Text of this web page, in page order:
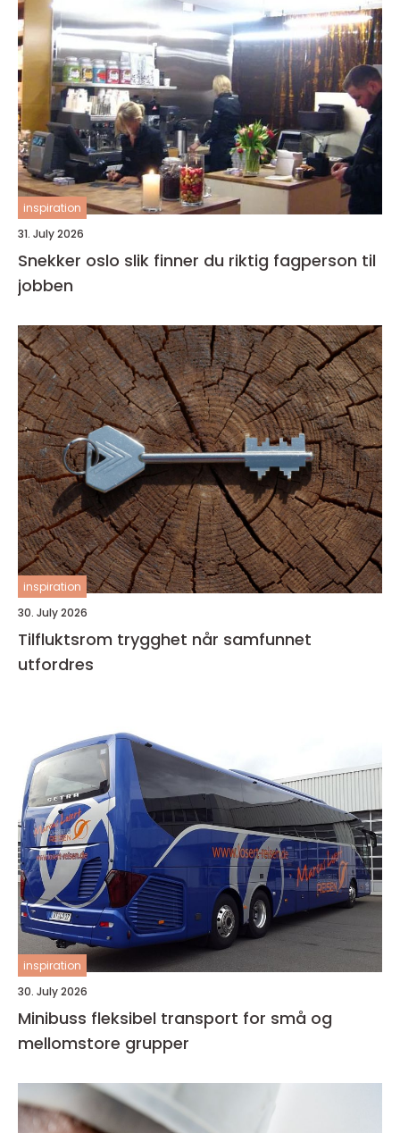
inspiration
31. July 2026
Snekker oslo slik finner du riktig fagperson til
jobben
inspiration
30. July 2026
Tilfluktsrom trygghet når samfunnet
utfordres
inspiration
30. July 2026
Minibuss fleksibel transport for små og
mellomstore grupper